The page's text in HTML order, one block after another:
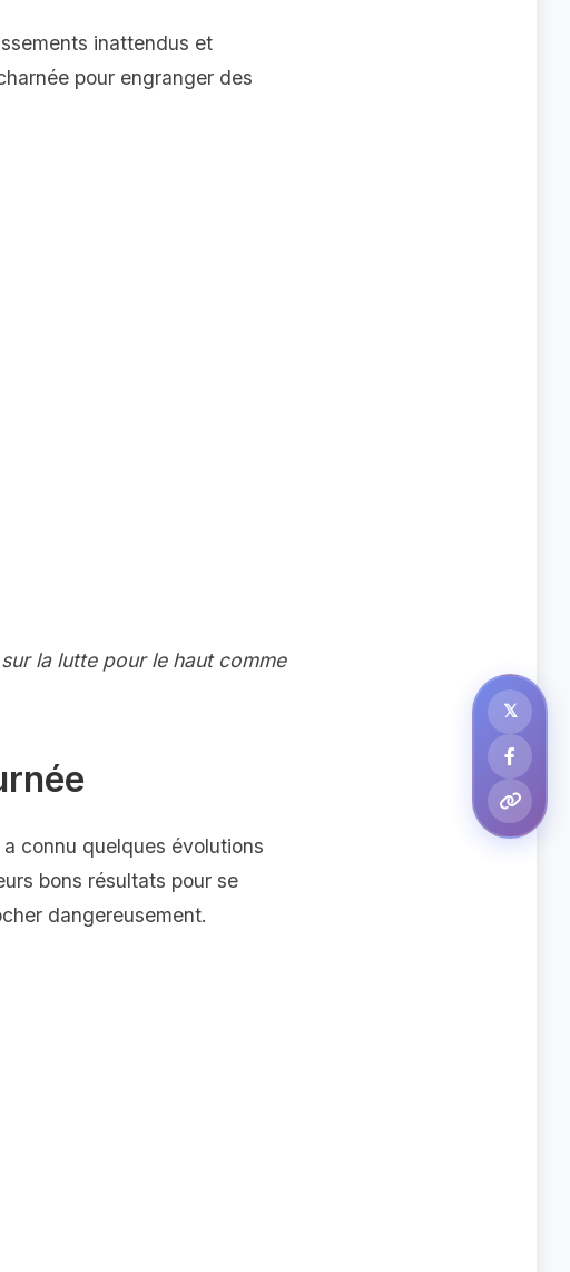
inattendus et
pour engranger des
la lutte pour le haut comme
connu quelques évolutions
bons résultats pour se
dangereusement.
𝕏